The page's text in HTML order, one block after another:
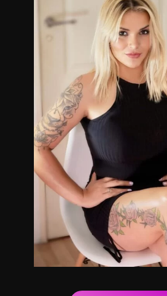
Trabajo sobre camilla profesional
para lograr tu relajación mental y
Los mejores productos en cuanto
Lidherma/Just/Germany
dispones de servicio de ducha
cada sesión.
Servicio de Frigo bar de cortesía.
acompañadas de frutos
Calidad de servicio y total
Contamos con técnicas orientales
japonés (Tatami) Calidad de
Masajista en